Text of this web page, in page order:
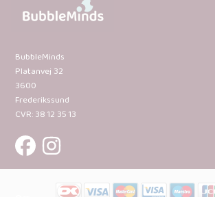
BubbleMinds
Platanvej 32
3600
Frederikssund
CVR: 38 12 35 13